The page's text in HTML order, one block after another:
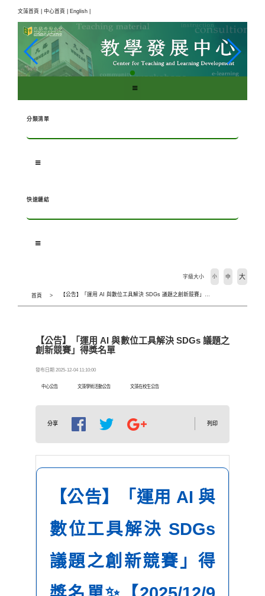
文藻首頁 | 中心首頁 | English |
分類清單
快速鏈結
首頁 【公告】「運用 AI 與數位工具解決 SDGs 議題之創新競賽」得獎名單
字級大小 小 中 大
【公告】「運用 AI 與數位工具解決 SDGs 議題之
創新競賽」得獎名單
發布日期 2025-12-04 11:10:00
中心公告 文藻學術活動公告 文藻在校生公告
分享 列印
【公告】「運用 AI 與
數位工具解決 SDGs
議題之創新競賽」得